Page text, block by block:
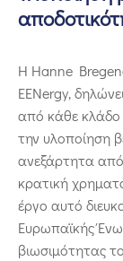
Η Hanne
EENergy,
από κάθε κλάδο
την υλοποίηση
ανεξάρτητα
κρατική
έργο αυτό
Ευρωπαϊκής
βιωσιμότητας